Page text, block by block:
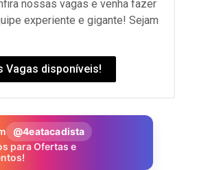
nossas vagas e venha fazer
experiente e gigante! Sejam
Vagas disponíveis!
@4eatacadista
para Ofertas e